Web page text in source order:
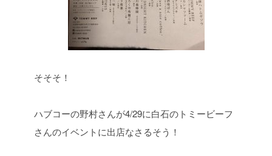
そそそ！
ハブコーの野村さんが4/29に白石のトミービーフ
さんのイベントに出店なさるそう！